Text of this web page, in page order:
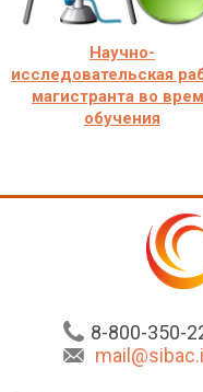
Научно-
исследовательская
магистранта во
обучения
8-800-350-